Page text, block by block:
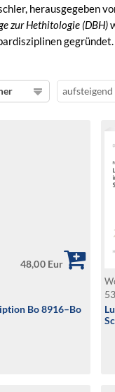
herausgegeben
zur Hethitologie (DBH)
aufsteigend
48,00 Eur
Bo 8916–Bo
53